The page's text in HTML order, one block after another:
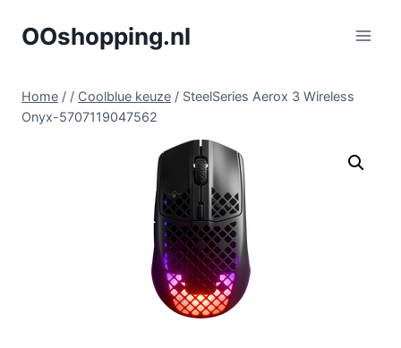
naarOOshopping.nl
Home / / Coolblue keuze / SteelSeries Aerox 3 Wireless
Onyx-5707119047562